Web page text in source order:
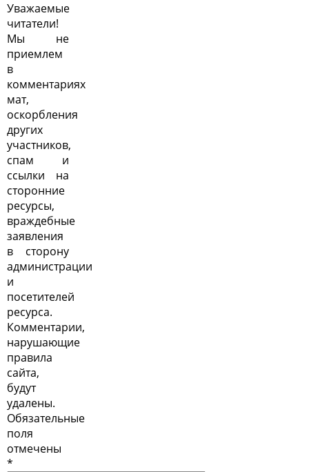
Уважаемые
читатели!
Мы не
приемлем
в
комментариях
мат,
оскорбления
других
участников,
спам и
ссылки на
сторонние
ресурсы,
враждебные
заявления
в сторону
администрации
и
посетителей
ресурса.
Комментарии,
нарушающие
правила
сайта,
будут
удалены.
Обязательные
поля
отмечены
*